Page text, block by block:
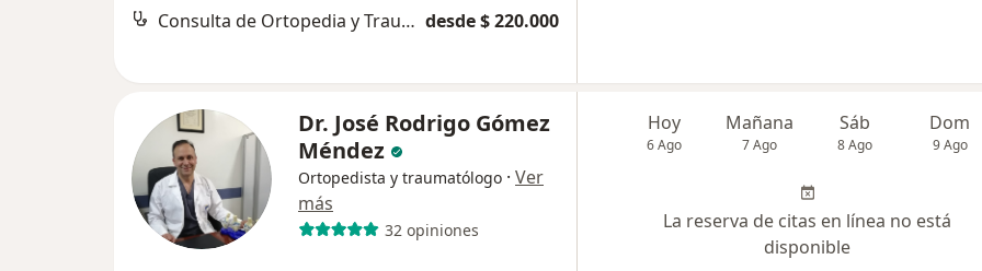
Consulta de Ortopedia y Traumatología desde $ 220.000
Dr. José Rodrigo Gómez
Méndez
Ortopedista y traumatólogo · Ver
más
32 opiniones
Hoy
6 Ago
Mañana
7 Ago
Sáb
8 Ago
Dom
9 Ago
La reserva de citas en línea no está
disponible